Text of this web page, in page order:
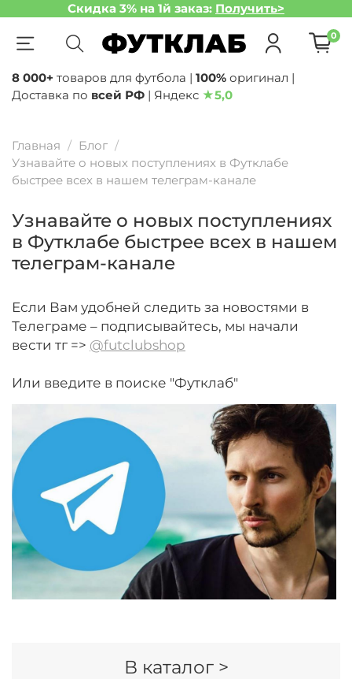
Скидка 3% на 1й заказ: Получить>
0
8 000+ товаров для футбола | 100% оригинал |
Доставка по всей РФ | Яндекс ★5,0
Главная
Блог
Узнавайте о новых поступлениях в Футклабе
быстрее всех в нашем телеграм-канале
Узнавайте о новых поступлениях
в Футклабе быстрее всех в нашем
телеграм-канале
Если Вам удобней следить за новостями в
Телеграме – подписывайтесь, мы начали
вести тг => @futclubshop
Или введите в поиске "Футклаб"
В каталог >